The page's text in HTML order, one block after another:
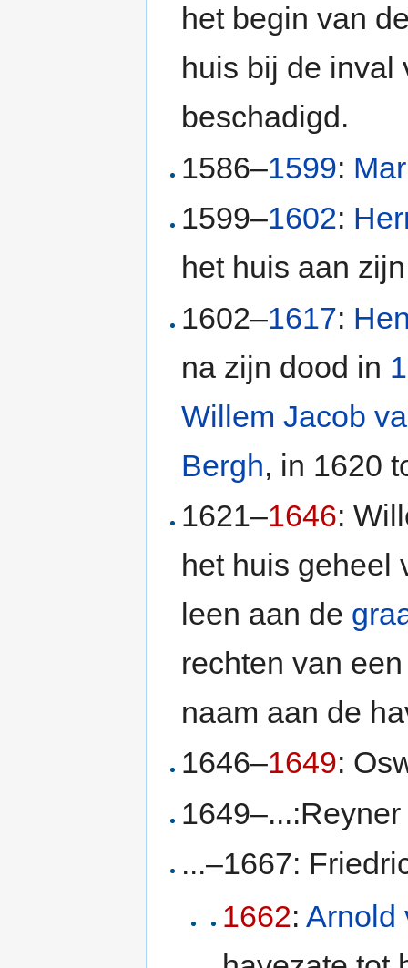
het begin van
huis bij de inval
beschadigd.
1586–1599:
1599–1602:
het huis aan
1602–1617:
na zijn dood in
Willem Jacob
Bergh, in 1620
1621–1646:
het huis geheel
leen aan de
rechten van
naam aan de
1646–1649:
...–1667:
1662:Arnold